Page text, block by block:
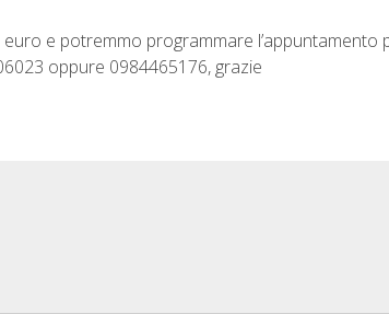
e potremmo programmare l’appuntamento
oppure 0984465176, grazie